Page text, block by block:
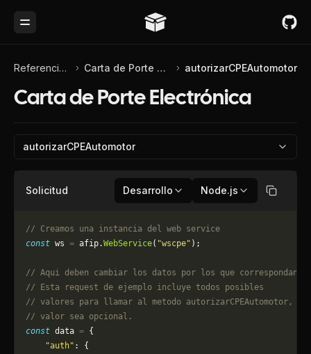
Toggle Menu
Referencia de API Carta de Porte Electrónica autorizarCPEAutomotor
Carta de Porte Electrónica
autorizarCPEAutomotor
Solicitud Desarrollo Node.js Copiar
// Creamos una instancia del web service
const ws = afip.WebService( "wscpe" );
// Aqui deben cambiar los datos por los que correspondan.
// Esta request de ejemplo incluye todos posibles
// valores para llamar al metodo autorizarCPEAutomotor,
// valor sea opcional.
const data = {
    "auth"
: {